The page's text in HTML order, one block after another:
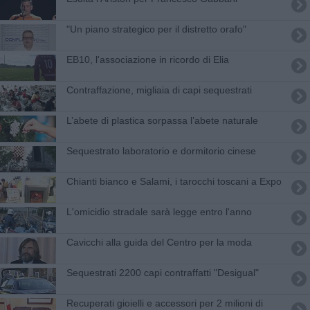
"Un piano strategico per il distretto orafo"
EB10, l'associazione in ricordo di Elia
Contraffazione, migliaia di capi sequestrati
L’abete di plastica sorpassa l’abete naturale
Sequestrato laboratorio e dormitorio cinese
Chianti bianco e Salami, i tarocchi toscani a Expo
L'omicidio stradale sarà legge entro l'anno
Cavicchi alla guida del Centro per la moda
Sequestrati 2200 capi contraffatti "Desigual"
Recuperati gioielli e accessori per 2 milioni di